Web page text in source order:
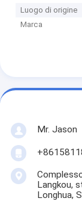
Luogo di origine
Marca
Mr. Jason
Langkou,
Longhua,